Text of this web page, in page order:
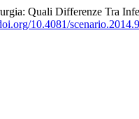
Quali Differenze Tra
10.4081/